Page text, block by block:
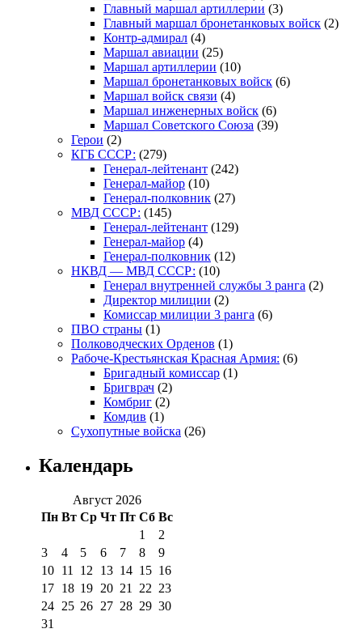
Главный маршал артиллерии (3)
Главный маршал бронетанковых войск (2)
Контр-адмирал (4)
Маршал авиации (25)
Маршал артиллерии (10)
Маршал бронетанковых войск (6)
Маршал войск связи (4)
Маршал инженерных войск (6)
Маршал Советского Союза (39)
Герои (2)
КГБ СССР: (279)
Генерал-лейтенант (242)
Генерал-майор (10)
Генерал-полковник (27)
МВД СССР: (145)
Генерал-лейтенант (129)
Генерал-майор (4)
Генерал-полковник (12)
НКВД — МВД СССР: (10)
Генерал внутренней службы 3 ранга (2)
Директор милиции (2)
Комиссар милиции 3 ранга (6)
ПВО страны (1)
Полководческих Орденов (1)
Рабоче-Крестьянская Красная Армия: (6)
Бригадный комиссар (1)
Бригврач (2)
Комбриг (2)
Комдив (1)
Сухопутные войска (26)
Календарь
Август 2026
Пн Вт Ср Чт Пт Сб Вс
1
2
3
4 5 6 7 8
9
10 11 12 13 14 15 16
17 18 19 20 21 22 23
24 25 26 27 28 29 30
31